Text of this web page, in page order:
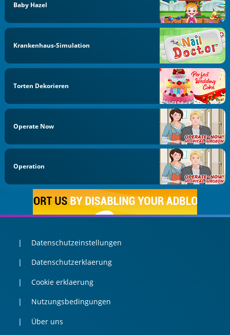
Baby Hazel
Krankenhaus-Simulation
Torten Dekorieren
Operate Now
Operation
Datenschutzeinstellungen
Datenschutzerklaerung
Cookie erklaerung
Nutzungsbedingungen
Über uns